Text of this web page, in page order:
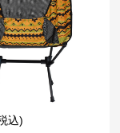
込)